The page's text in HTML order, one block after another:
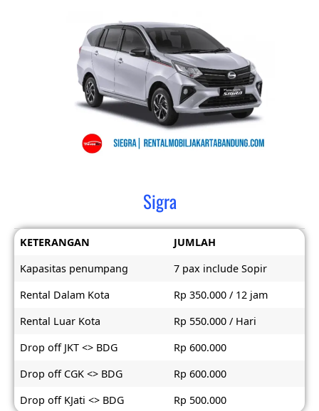
Sigra
KETERANGAN
JUMLAH
Kapasitas penumpang
7 pax include Sopir
Rental Dalam Kota
Rp 350.000 / 12 jam
Rental Luar Kota
Rp 550.000 / Hari
Drop off JKT <> BDG
Rp 600.000
Drop off CGK <> BDG
Rp 600.000
Drop off KJati <> BDG
Rp 500.000